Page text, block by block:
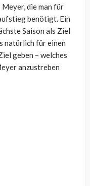
die man für
benötigt. Ein
Saison als Ziel
natürlich für einen
geben – welches
anzustreben